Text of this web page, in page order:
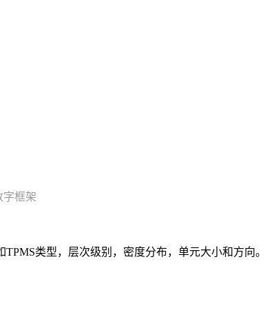
字框架
类型，层次级别，密度分布，单元大小和方向。